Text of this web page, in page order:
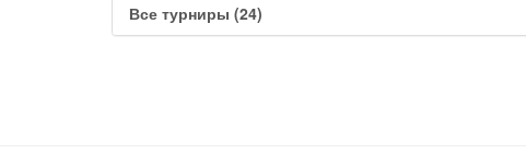
Все турниры (24)